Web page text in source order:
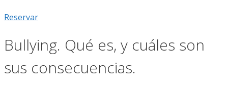
Reservar
Bullying. Qué es, y cuáles son
sus consecuencias.